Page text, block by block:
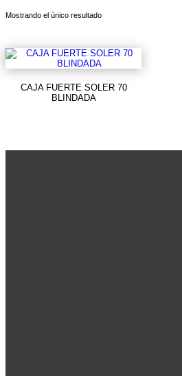
Mostrando el único resultado
CAJA FUERTE SOLER 70
BLINDADA